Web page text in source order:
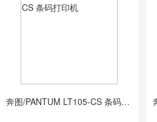
奔图/PANTUM LT105-CS 条码打印机